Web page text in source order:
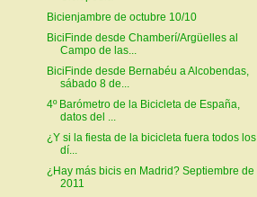
Bicienjambre de octubre 10/10
BiciFinde desde Chamberí/Argüelles al
Campo de las...
BiciFinde desde Bernabéu a Alcobendas,
sábado 8 de...
4º Barómetro de la Bicicleta de España,
datos del ...
¿Y si la fiesta de la bicicleta fuera todos los
dí...
¿Hay más bicis en Madrid? Septiembre de
2011